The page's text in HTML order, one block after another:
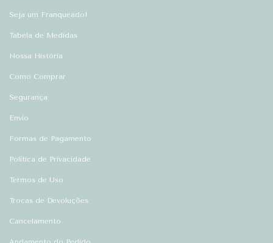
Seja um Franqueado!
Tabela de Medidas
Nossa História
Como Comprar
Segurança
Envio
Formas de Pagamento
Política de Privacidade
Termos de Uso
Trocas de Devoluções
Cancelamento